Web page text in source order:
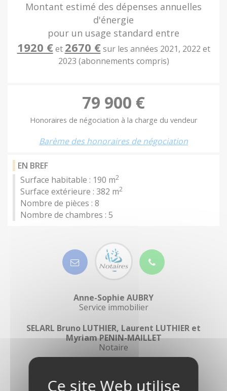
Montant estimé des dépenses annuelles
d'énergie
pour un usage standard entre
1920 €et 2670 €sur les années 2021, 2022 et
2023 (abonnements compris)
79 900 €
Honoraires de négociation à la charge du vendeur
Barème des honoraires de négociation
EN BREF
Surface habitable : 190 m2
Surface extérieure : 382 m2
Nombre de pièces : 8
Nombre de chambres : 5
Anne-Sophie AUBRY
Service immobilier
SELARL Bruno LUTHIER, Laurent LUTHIER et
Myriam PENIN-MAILLET
Notaire
02 54 02 30 30 -
02 54 02 30 39